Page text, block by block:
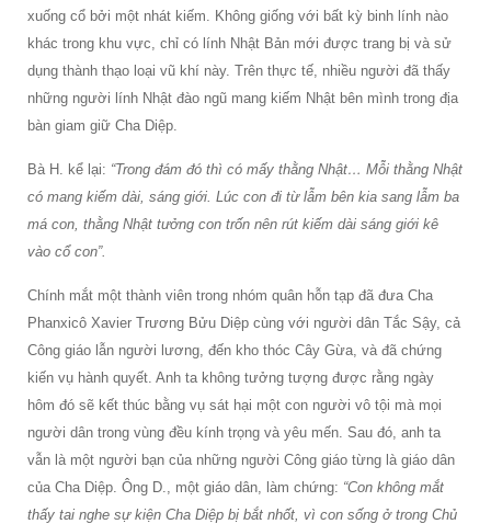
xuống cổ bởi một nhát kiếm. Không giống với bất kỳ binh lính nào
khác trong khu vực, chỉ có lính Nhật Bản mới được trang bị và sử
dụng thành thạo loại vũ khí này. Trên thực tế, nhiều người đã thấy
những người lính Nhật đào ngũ mang kiếm Nhật bên mình trong địa
bàn giam giữ Cha Diệp.
Bà H. kể lại: “Trong đám đó thì có mấy thằng Nhật… Mỗi thằng Nhật
có mang kiếm dài, sáng giới. Lúc con đi từ lẫm bên kia sang lẫm ba
má con, thằng Nhật tưởng con trốn nên rút kiếm dài sáng giới kê
vào cổ con”.
Chính mắt một thành viên trong nhóm quân hỗn tạp đã đưa Cha
Phanxicô Xavier Trương Bửu Diệp cùng với người dân Tắc Sậy, cả
Công giáo lẫn người lương, đến kho thóc Cây Gừa, và đã chứng
kiến vụ hành quyết. Anh ta không tưởng tượng được rằng ngày
hôm đó sẽ kết thúc bằng vụ sát hại một con người vô tội mà mọi
người dân trong vùng đều kính trọng và yêu mến. Sau đó, anh ta
vẫn là một người bạn của những người Công giáo từng là giáo dân
của Cha Diệp. Ông D., một giáo dân, làm chứng: “Con không mắt
thấy tai nghe sự kiện Cha Diệp bị bắt nhốt, vì con sống ở trong Chủ